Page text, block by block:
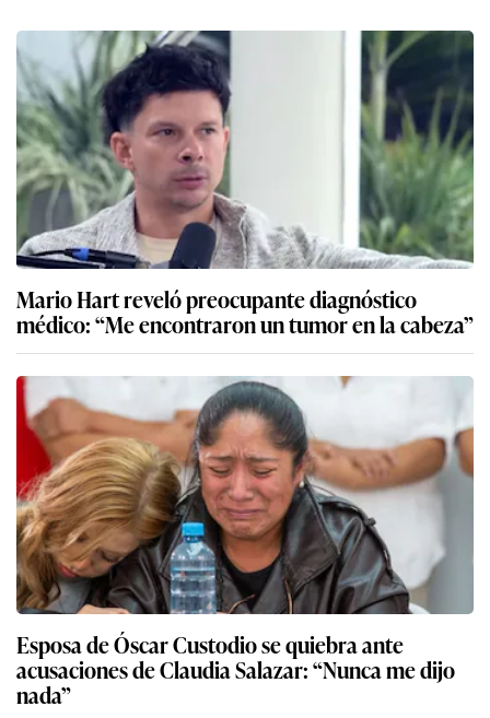
Mario Hart reveló preocupante diagnóstico
médico: “Me encontraron un tumor en la cabeza”
Esposa de Óscar Custodio se quiebra ante
acusaciones de Claudia Salazar: “Nunca me dijo
nada”